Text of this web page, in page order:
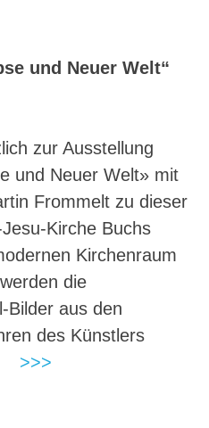
und Neuer Welt“
zur Ausstellung
und Neuer Welt» mit
Frommelt zu dieser
Kirche Buchs
Kirchenraum
die
Bilder aus den
des Künstlers
>>>